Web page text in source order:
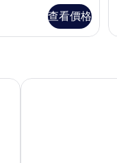
查看價格
有
房
芭達雅 J 靈感飯店